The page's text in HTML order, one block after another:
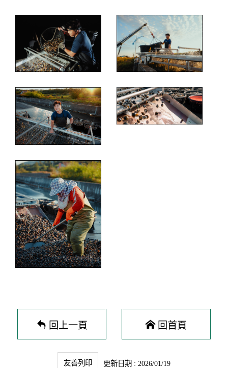
回上一頁 回首頁
友善列印 更新日期 : 2026/01/19